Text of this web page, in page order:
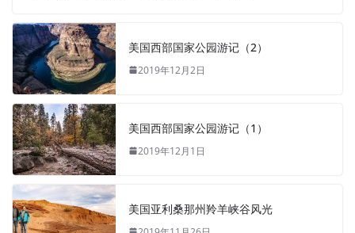
美国西部国家公园游记（2）
2019年12月2日
美国西部国家公园游记（1）
2019年12月1日
美国亚利桑那州羚羊峡谷风光